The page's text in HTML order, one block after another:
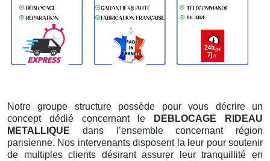
Notre groupe structure possède pour vous décrire un
concept dédié concernant le
DEBLOCAGE RIDEAU
METALLIQUE dans l’ensemble concernant région
parisienne. Nos intervenants disposent la leur pour soutenir
de multiples clients désirant assurer leur tranquillité en